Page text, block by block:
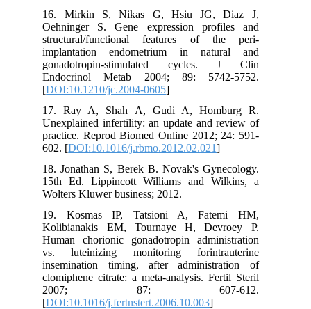
16. Mirkin S, Nikas G, Hsiu JG, Diaz J,
Oehninger S. Gene expression profiles and
structural/functional features of the peri-
implantation endometrium in natural and
gonadotropin-stimulated cycles. J Clin
Endocrinol Metab 2004; 89: 5742-5752.
[DOI:10.1210/jc.2004-0605
17. Ray A, Shah A, Gudi A, Homburg R.
Unexplained infertility: an update and review of
practice. Reprod Biomed Online 2012; 24: 591-
602. [DOI:10.1016/j.rbmo.2012.02.021
18. Jonathan S, Berek B. Novak's Gynecology.
15th Ed. Lippincott Williams and Wilkins, a
Wolters Kluwer business; 2012.
19. Kosmas IP, Tatsioni A, Fatemi HM,
Kolibianakis EM, Tournaye H, Devroey P.
Human chorionic gonadotropin administration
vs. luteinizing monitoring forintrauterine
insemination timing, after administration of
clomiphene citrate: a meta-analysis. Fertil Steril
2007; 87: 607-612.
[DOI:10.1016/j.fertnstert.2006.10.003